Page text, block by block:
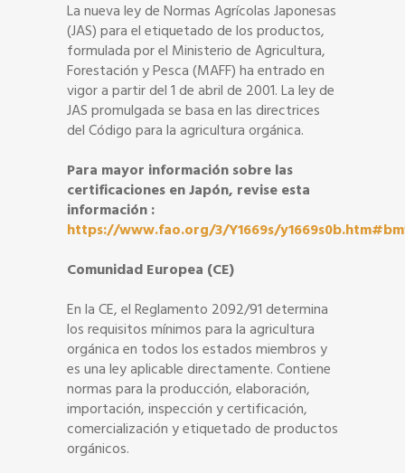
La nueva ley de Normas Agrícolas Japonesas
(JAS) para el etiquetado de los productos,
formulada por el Ministerio de Agricultura,
Forestación y Pesca (MAFF) ha entrado en
vigor a partir del 1 de abril de 2001. La ley de
JAS promulgada se basa en las directrices
del Código para la agricultura orgánica.
Para mayor información sobre las
certificaciones en Japón, revise esta
información :
https://www.fao.org/3/Y1669s/
Comunidad Europea (CE)
En la CE, el Reglamento 2092/91 determina
los requisitos mínimos para la agricultura
orgánica en todos los estados miembros y
es una ley aplicable directamente. Contiene
normas para la producción, elaboración,
importación, inspección y certificación,
comercialización y etiquetado de productos
orgánicos.